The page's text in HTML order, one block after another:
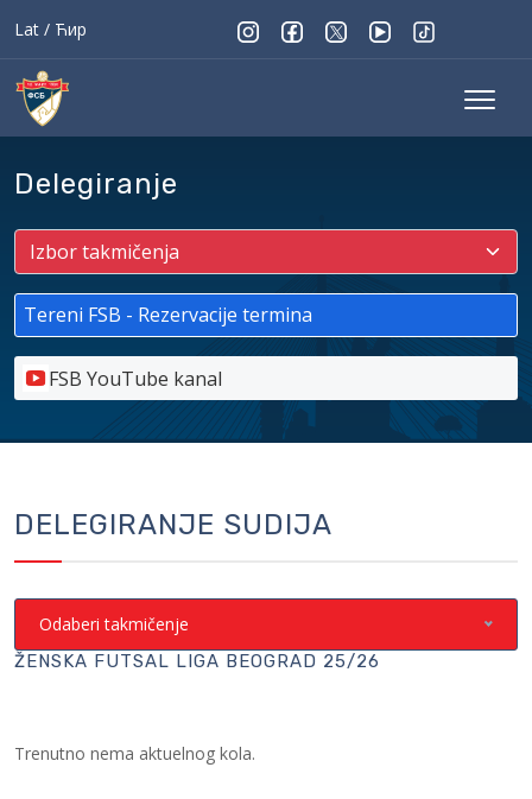
Lat / Ћир
Delegiranje
Tereni FSB - Rezervacije termina
FSB YouTube kanal
DELEGIRANJE SUDIJA
Odaberi takmičenje
ŽENSKA FUTSAL LIGA BEOGRAD 25/26
Trenutno nema aktuelnog kola.